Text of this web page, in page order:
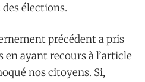
élections.
précédent a pris
en ayant recours à l’article
nos citoyens. Si,